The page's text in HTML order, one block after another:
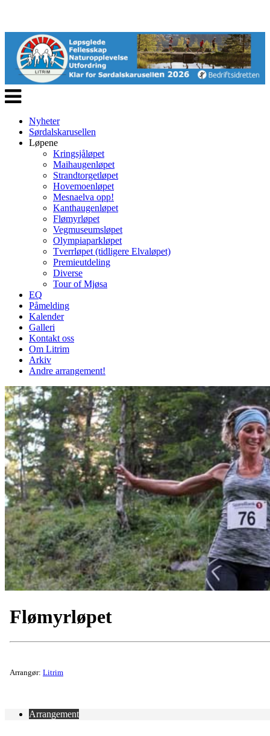
Veksle
navigasjon
Nyheter
Sørdalskarusellen
Løpene
Kringsjåløpet
Maihaugenløpet
Strandtorgetløpet
Hovemoenløpet
Mesnaelva opp!
Kanthaugenløpet
Flømyrløpet
Vegmuseumsløpet
Olympiaparkløpet
Tverrløpet (tidligere Elvaløpet)
Premieutdeling
Diverse
Tour of Mjøsa
EQ
Påmelding
Kalender
Galleri
Kontakt oss
Om Litrim
Arkiv
Andre arrangement!
Flømyrløpet
Arrangør: Litrim
Arrangement